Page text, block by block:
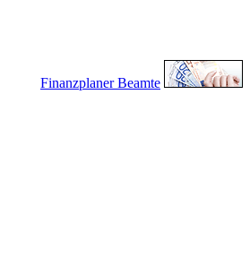
Finanzplaner Beamte